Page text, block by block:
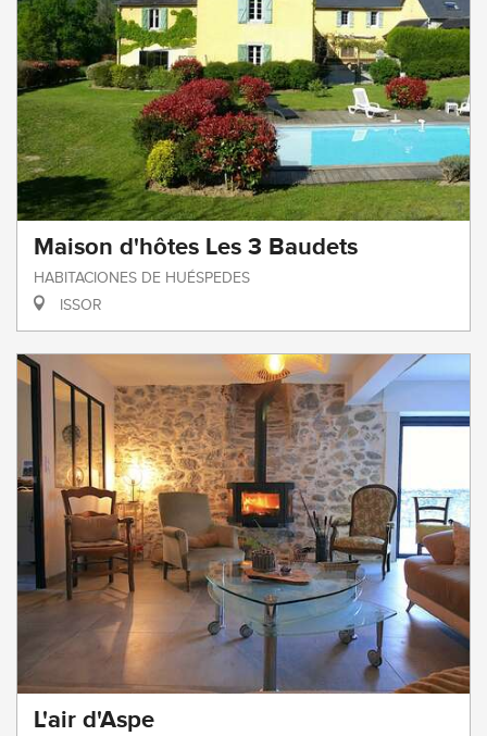
Maison d'hôtes Les 3 Baudets
HABITACIONES DE HUÉSPEDES
ISSOR
L'air d'Aspe